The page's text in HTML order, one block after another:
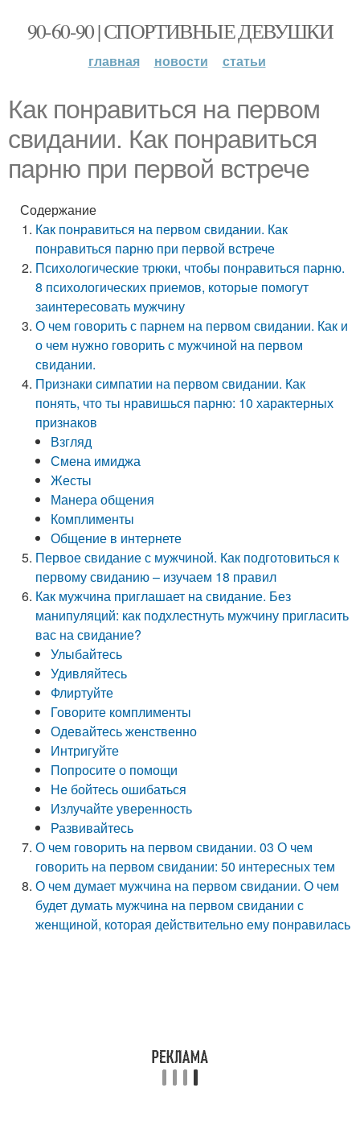
90-60-90 | СПОРТИВНЫЕ ДЕВУШКИ
главная новости статьи
Как понравиться на первом
свидании. Как понравиться
парню при первой встрече
Содержание
Как понравиться на первом свидании. Как
понравиться парню при первой встрече
Психологические трюки, чтобы понравиться парню.
8 психологических приемов, которые помогут
заинтересовать мужчину
О чем говорить с парнем на первом свидании. Как и
о чем нужно говорить с мужчиной на первом
свидании.
Признаки симпатии на первом свидании. Как
понять, что ты нравишься парню: 10 характерных
признаков
Взгляд
Смена имиджа
Жесты
Манера общения
Комплименты
Общение в интернете
Первое свидание с мужчиной. Как подготовиться к
первому свиданию – изучаем 18 правил
Как мужчина приглашает на свидание. Без
манипуляций: как подхлестнуть мужчину пригласить
вас на свидание?
Улыбайтесь
Удивляйтесь
Флиртуйте
Говорите комплименты
Одевайтесь женственно
Интригуйте
Попросите о помощи
Не бойтесь ошибаться
Излучайте уверенность
Развивайтесь
О чем говорить на первом свидании. 03 О чем
говорить на первом свидании: 50 интересных тем
О чем думает мужчина на первом свидании. О чем
будет думать мужчина на первом свидании с
женщиной, которая действительно ему понравилась